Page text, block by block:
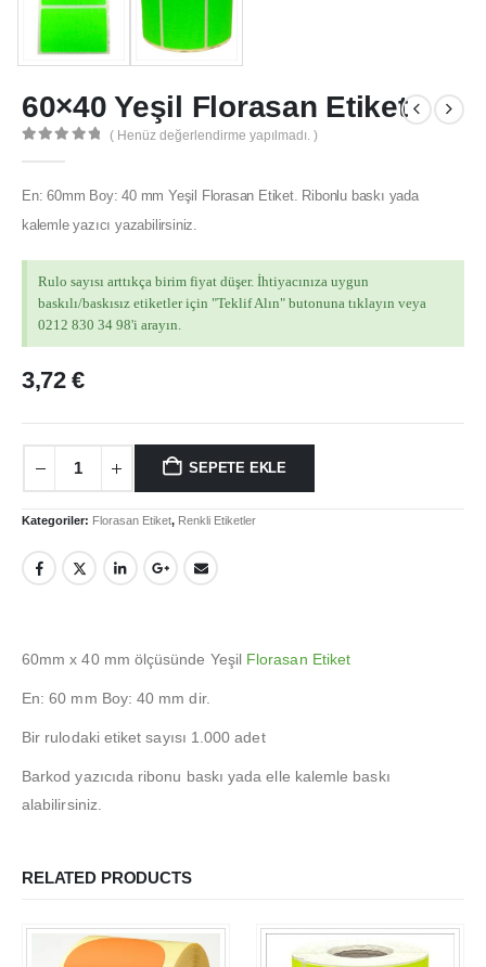
60×40 Yeşil Florasan Etiket
( Henüz değerlendirme yapılmadı. )
En: 60mm Boy: 40 mm Yeşil Florasan Etiket. Ribonlu baskı yada
kalemle yazıcı yazabilirsiniz.
Rulo sayısı arttıkça birim fiyat düşer. İhtiyacınıza uygun
baskılı/baskısız etiketler için "Teklif Alın" butonuna tıklayın veya
0212 830 34 98'i arayın.
3,72 €
SEPETE EKLE
Kategoriler: Florasan Etiket, Renkli Etiketler
60mm x 40 mm ölçüsünde Yeşil Florasan Etiket
En: 60 mm Boy: 40 mm dir.
Bir rulodaki etiket sayısı 1.000 adet
Barkod yazıcıda ribonu baskı yada elle kalemle baskı
alabilirsiniz.
RELATED PRODUCTS
MÜŞTERI HIZMETLERI
Hesabım
Teslimat
HAKKIMIZDA
İş Başvurusu
ETIKET ÜRÜNLERIMIZ